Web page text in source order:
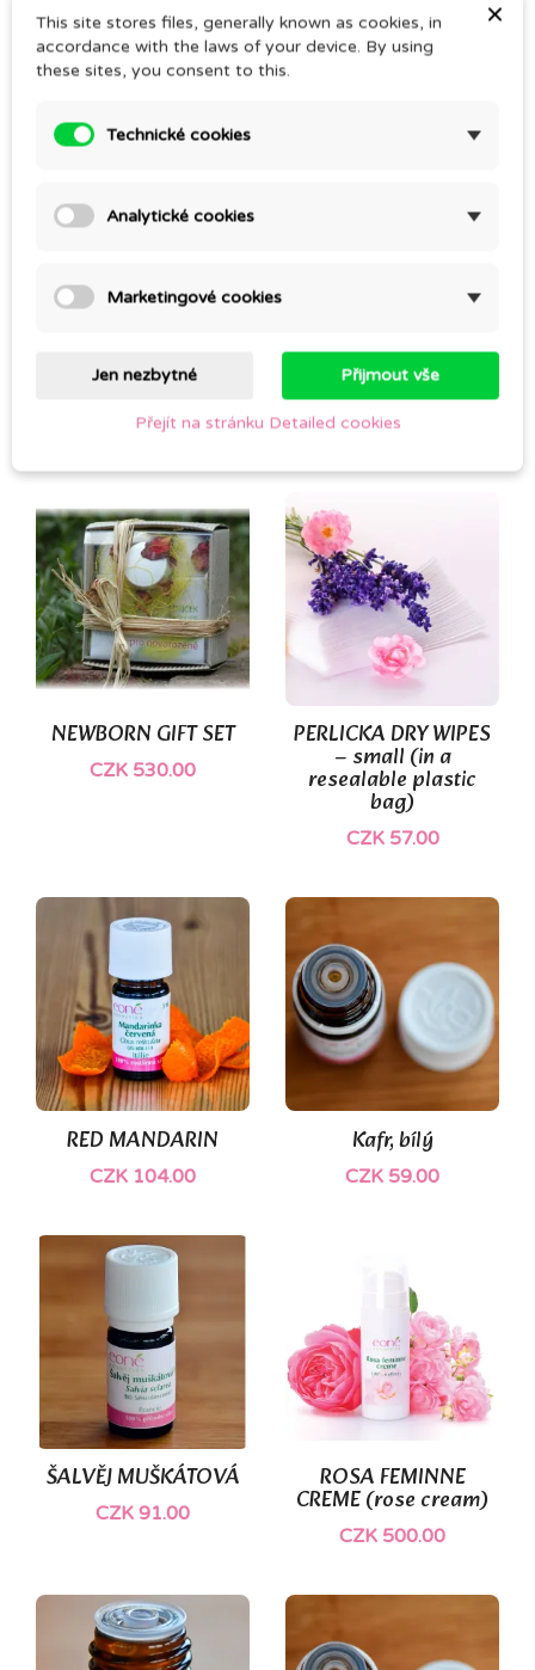
Olej z peciček vinných hroznů vytváří na pokožce
ochrannou vrstvu a zvláčňuje ji
Comments (0)
CUSTOMERS WHO BOUGHT THIS PRODUCT
ALSO BOUGHT:
NEWBORN GIFT SET
CZK 530.00
PERLICKA DRY WIPES
– small (in a
resealable plastic
bag)
CZK 57.00
RED MANDARIN
CZK 104.00
(2)
Kafr, bílý
CZK 59.00
ŠALVĚJ MUŠKÁTOVÁ
CZK 91.00
ROSA FEMINNE
CREME (rose cream)
CZK 500.00
×
This site stores files, generally known as cookies, in
accordance with the laws of your device. By using
these sites, you consent to this.
Technické cookies
Analytické cookies
Marketingové cookies
Jen nezbytné Přijmout vše
Přejít na stránku Detailed cookies